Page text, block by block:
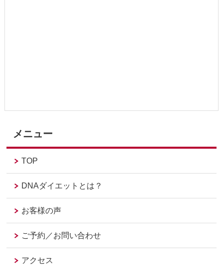
メニュー
TOP
DNAダイエットとは？
お客様の声
ご予約／お問い合わせ
アクセス